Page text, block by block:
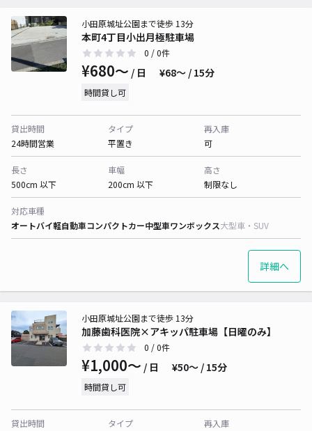
本町4丁目小出月極駐車場
小田原城址公園まで徒歩 13分
0 / 0件
¥680〜 / 日 ¥68〜 / 15分
時間貸し可
貸出時間
24時間営業
タイプ
平置き
再入庫
可
長さ
500cm 以下
車幅
200cm 以下
高さ
制限なし
対応車種
オートバイ軽自動車コンパクトカー中型車ワンボックス大型車・SUV
詳細へ
加藤歯科医院×アキッパ駐車場【日曜のみ】
小田原城址公園まで徒歩 13分
0 / 0件
¥1,000〜 / 日 ¥50〜 / 15分
時間貸し可
貸出時間
タイプ
再入庫